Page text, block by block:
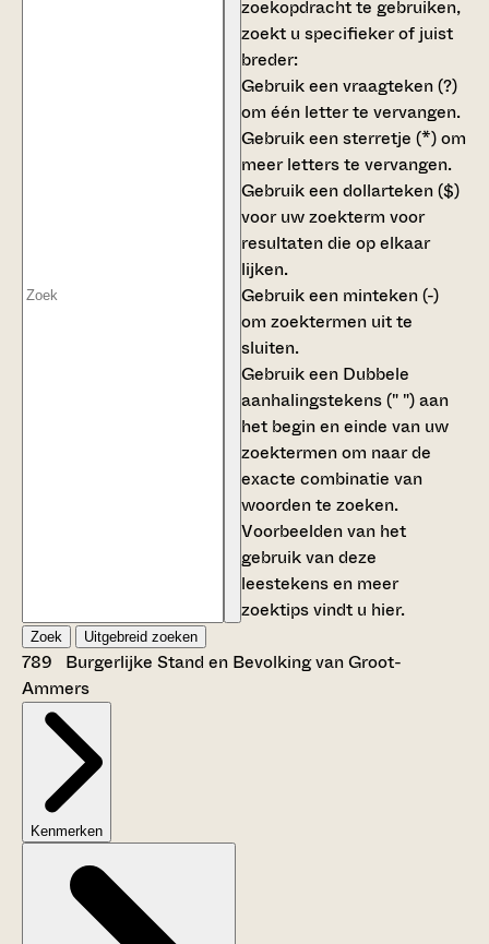
zoekopdracht te gebruiken,
zoekt u specifieker of juist
breder:
Gebruik eenvraagteken (?)
om één letter te vervangen.
Gebruik eensterretje (*)om
meer letters te vervangen.
Gebruik eendollarteken ($)
voor uw zoekterm voor
resultaten die op elkaar
lijken.
Gebruik een minteken (-)
om zoektermen uit te
sluiten.
Gebruik een Dubbele
aanhalingstekens (" ")aan
het begin en einde van uw
zoektermen om naar de
exacte combinatie van
woorden te zoeken.
Voorbeelden van het
gebruik van deze
leestekens en meer
zoektips vindt u hier.
Zoek Uitgebreid zoeken
789 Burgerlijke Stand en Bevolking van Groot-
Ammers
Kenmerken